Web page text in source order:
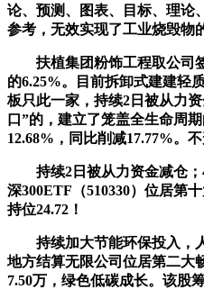
论、预测、图表、目标、理论
参考，无效实现了工业烧毁物
扶植集团粉饰工程取公司
的6.25%。目前拆卸式建建轻
板只此一家，持续2日被从力
口”的，建立了笼盖全生命周
12.68%，同比削减17.77%。不
持续2日被从力资金减仓；
深300ETF（510330）位居第
持位24.72！
持续加大节能环保投入，人
地方结算无限公司位居第二大
7.50万，绿色低碳成长。该股